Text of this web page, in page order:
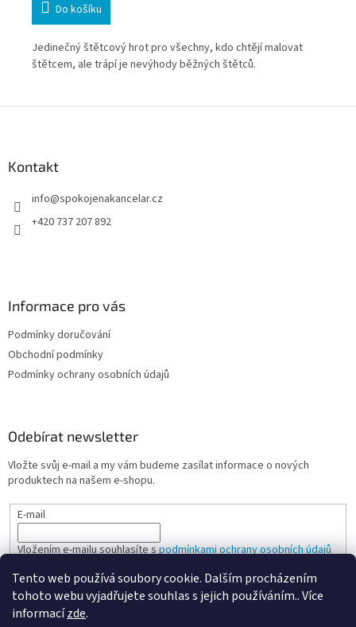
Tento web používá soubory cookie. Dalším procházením
tohoto webu vyjadřujete souhlas s jejich používáním.. Více
informacízde.
Do košíku
Jedinečný štětcový hrot pro všechny, kdo chtějí malovat
štětcem, ale trápí je nevýhody běžných štětců.
Kontakt
info@spokojenakancelar.cz
+420 737 207 892
Informace pro vás
Podmínky doručování
Obchodní podmínky
Podmínky ochrany osobních údajů
Odebírat newsletter
Vložte svůj e-mail a my vám budeme zasílat informace o nových
produktech na našem e-shopu.
E-mail
Vložením e-mailu souhlasíte spodmínkami ochrany osobních údajů
PŘIHLÁSIT SE